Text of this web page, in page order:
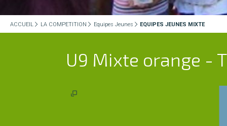
ACCUEIL LA COMPETITION Equipes Jeunes EQUIPES JEUNES MIXTE
U9 Mixte orange -